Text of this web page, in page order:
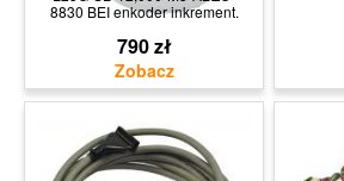
8830 BEI enkoder inkrement.
790 zł